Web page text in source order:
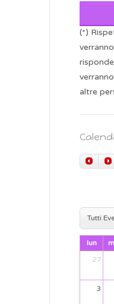
(*)
altre
Tutti
lun
27
3